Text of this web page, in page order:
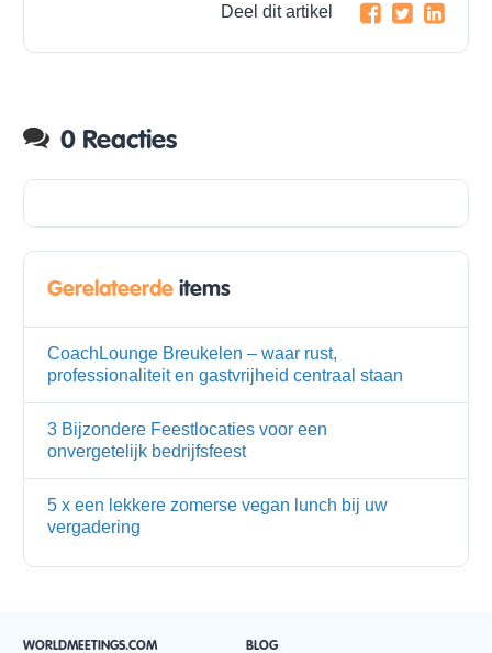
Deel dit artikel
0 Reacties
Gerelateerde items
CoachLounge Breukelen – waar rust,
professionaliteit en gastvrijheid centraal staan
3 Bijzondere Feestlocaties voor een
onvergetelijk bedrijfsfeest
5 x een lekkere zomerse vegan lunch bij uw
vergadering
WORLDMEETINGS.COM
BLOG